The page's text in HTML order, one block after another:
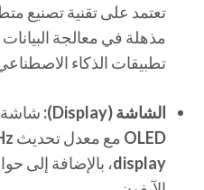
تعتمد على تقنية تصنيع
تطبيقات الذكاء
الشاشة (Display): شاشة
OLED مع معدل تحديث
display، بالإضافة إلى